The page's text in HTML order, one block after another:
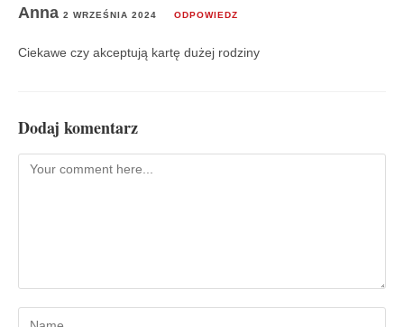
Anna 2 WRZEŚNIA 2024 ODPOWIEDZ
Ciekawe czy akceptują kartę dużej rodziny
Dodaj komentarz